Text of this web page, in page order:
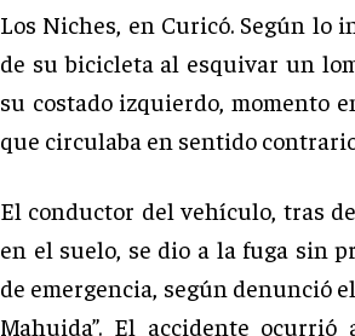
Los Niches, en Curicó. Según lo
de su bicicleta al esquivar un
su costado izquierdo, momento
que circulaba en sentido
El conductor del vehículo, tras
en el suelo, se dio a la fuga sin
de emergencia, según denunció
Mahuida”. El accidente